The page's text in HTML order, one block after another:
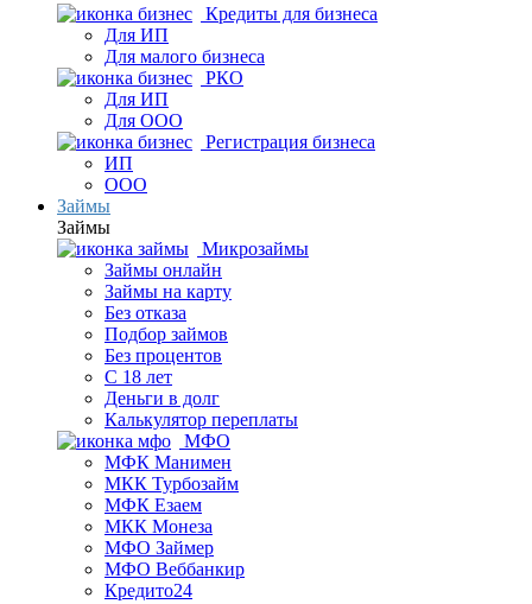
Кредиты для бизнеса
Для ИП
Для малого бизнеса
РКО
Для ИП
Для ООО
Регистрация бизнеса
ИП
ООО
Займы
Займы
Микрозаймы
Займы онлайн
Займы на карту
Без отказа
Подбор займов
Без процентов
С 18 лет
Деньги в долг
Калькулятор переплаты
МФО
МФК Манимен
МКК Турбозайм
МФК Езаем
МКК Монеза
МФО Займер
МФО Веббанкир
Кредито24